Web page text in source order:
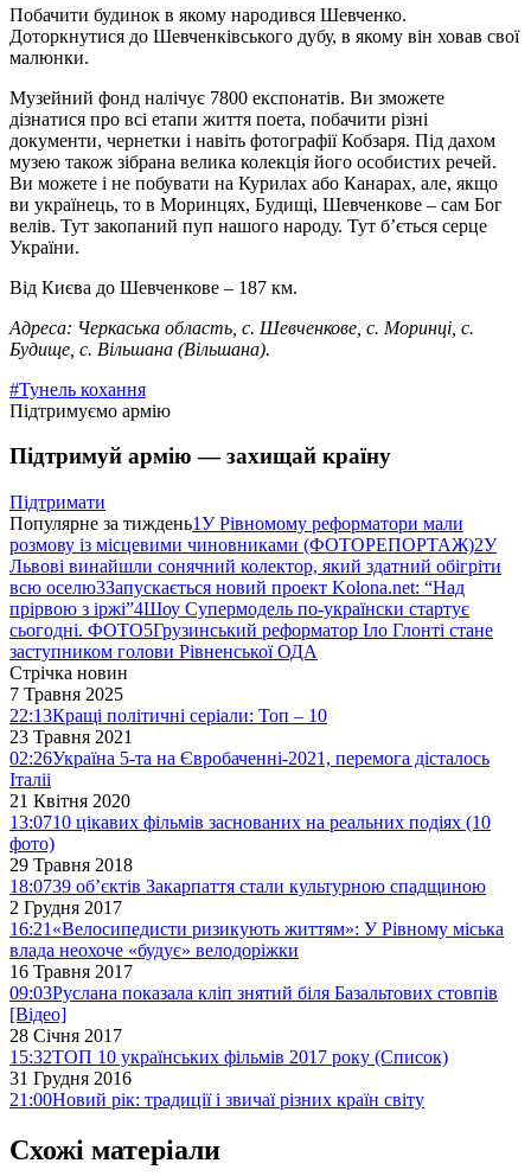
Побачити будинок в якому народився Шевченко.
Доторкнутися до Шевченківського дубу, в якому він ховав свої
малюнки.
Музейний фонд налічує 7800 експонатів. Ви зможете
дізнатися про всі етапи життя поета, побачити різні
документи, чернетки і навіть фотографії Кобзаря. Під дахом
музею також зібрана велика колекція його особистих речей.
Ви можете і не побувати на Курилах або Канарах, але, якщо
ви українець, то в Моринцях, Будищі, Шевченкове – сам Бог
велів. Тут закопаний пуп нашого народу. Тут б’ється серце
України.
Від Києва до Шевченкове – 187 км.
Адреса: Черкаська область, с. Шевченкове, с. Моринці, с.
Будище, с. Вільшана (Вільшана).
#Тунель кохання
Підтримуємо армію
Підтримуй армію — захищай країну
Підтримати
Популярне за тиждень1У Рівномому реформатори мали
розмову із місцевими чиновниками (ФОТОРЕПОРТАЖ)2У
Львові винайшли сонячний колектор, який здатний обігріти
всю оселю3Запускається новий проект Kolona.net: “Над
прірвою з іржі”4Шоу Супермодель по-українски стартує
сьогодні. ФОТО5Грузинський реформатор Іло Глонті стане
заступником голови Рівненської ОДА
Стрічка новин
7 Травня 2025
22:13Кращі політичні серіали: Топ – 10
23 Травня 2021
02:26Україна 5-та на Євробаченні-2021, перемога дісталось
Італіі
21 Квітня 2020
13:0710 цікавих фільмів заснованих на реальних подіях (10
фото)
29 Травня 2018
18:0739 об’єктів Закарпаття стали культурною спадщиною
2 Грудня 2017
16:21 «Велосипедисти ризикують життям»: У Рівному міська
влада неохоче «будує» велодоріжки
16 Травня 2017
09:03Руслана показала кліп знятий біля Базальтових стовпів
[Відео]
28 Січня 2017
15:32ТОП 10 українських фільмів 2017 року (Список)
31 Грудня 2016
21:00Новий рік: традиції і звичаї різних країн світу
Схожі матеріали